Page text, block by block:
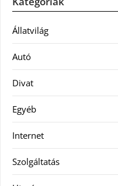
Állatvilág
Autó
Divat
Egyéb
Internet
Szolgáltatás